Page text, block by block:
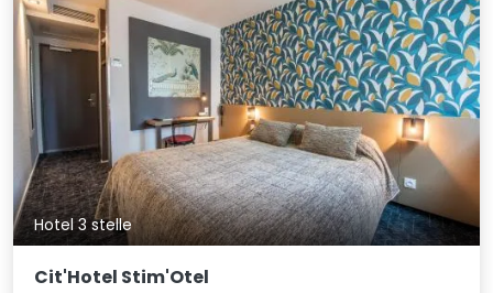
Hotel 3 stelle
Cit'Hotel Stim'Otel